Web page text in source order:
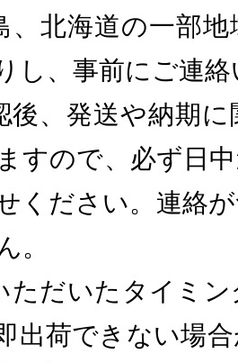
、北海道の一部
し、事前にご連
後、発送や納期
すので、必ず日
ください。連絡
。
ただいたタイミ
出荷できない場